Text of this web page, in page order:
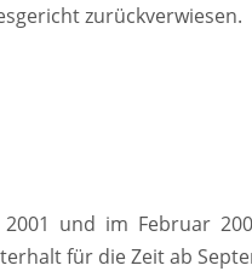
zurückverwiesen.
und im Februar
für die Zeit ab